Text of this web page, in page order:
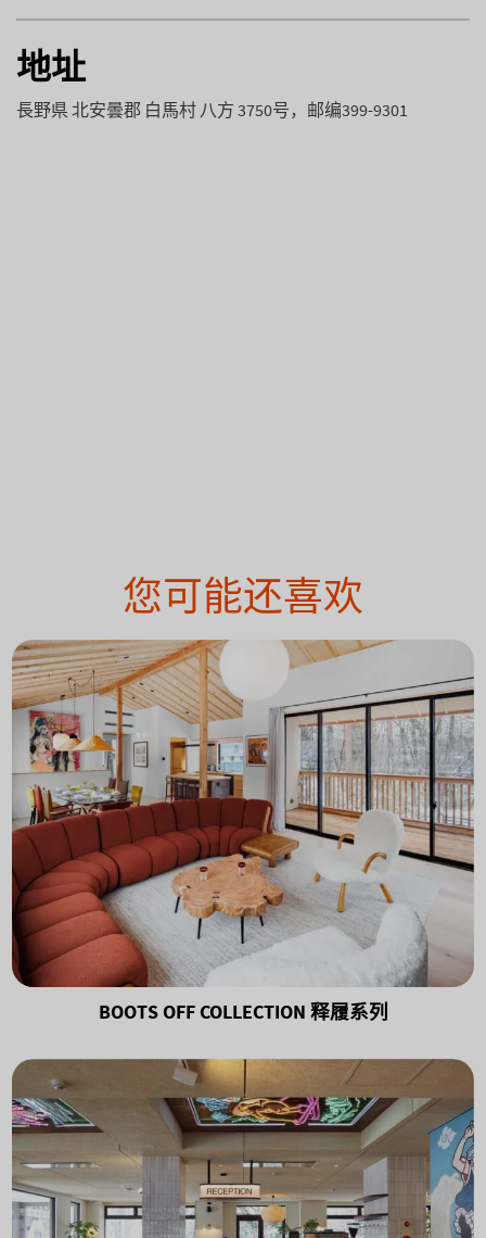
地址
長野県 北安曇郡 白馬村 八方 3750号，邮编399-9301
您可能还喜欢
BOOTS OFF COLLECTION 释履系列